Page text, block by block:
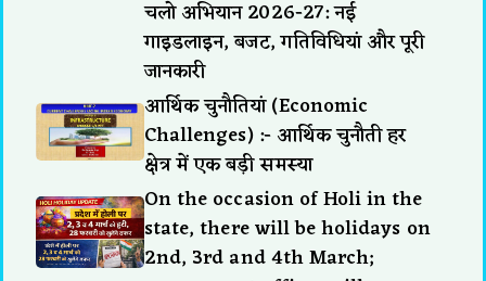
चलो अभियान 2026-27: नई
गाइडलाइन, बजट, गतिविधियां और पूरी
जानकारी
आर्थिक चुनौतियां (Economic
Challenges) :- आर्थिक चुनौती हर
क्षेत्र में एक बड़ी समस्या
On the occasion of Holi in the
state, there will be holidays on
2nd, 3rd and 4th March;